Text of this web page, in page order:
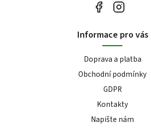
Informace pro vás
Doprava a platba
Obchodní podmínky
GDPR
Kontakty
Napište nám